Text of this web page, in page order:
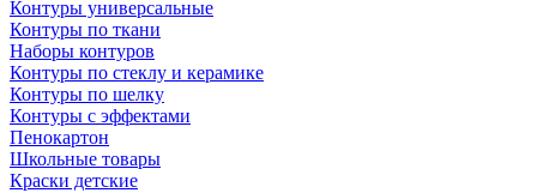
Контуры универсальные
Контуры по ткани
Наборы контуров
Контуры по стеклу и керамике
Контуры по шелку
Контуры с эффектами
Пенокартон
Школьные товары
Краски детские